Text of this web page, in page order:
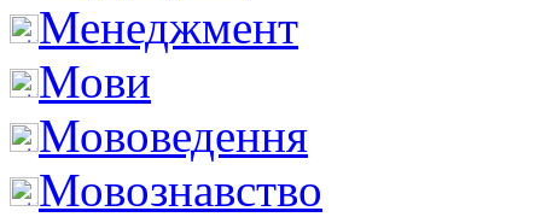
Менеджмент
Мови
Мововедення
Мовознавство